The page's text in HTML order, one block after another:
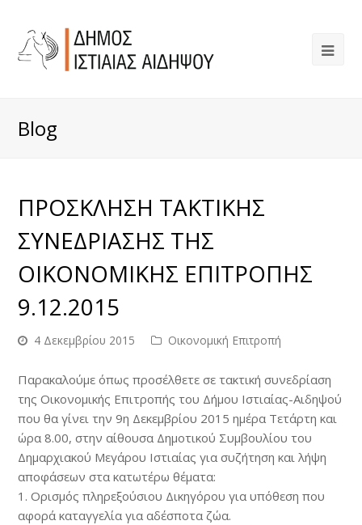
Blog
ΠΡΟΣΚΛΗΣΗ ΤΑΚΤΙΚΗΣ
ΣΥΝΕΔΡΙΑΣΗΣ ΤΗΣ
ΟΙΚΟΝΟΜΙΚΗΣ ΕΠΙΤΡΟΠΗΣ
9.12.2015
4 Δεκεμβρίου 2015 Οικονομική Επιτροπή
Παρακαλούμε όπως προσέλθετε σε τακτική συνεδρίαση
της Οικονομικής Επιτροπής του Δήμου Ιστιαίας-Αιδηψού
που θα γίνει την 9η Δεκεμβρίου 2015 ημέρα Τετάρτη και
ώρα 8.00, στην αίθουσα Δημοτικού Συμβουλίου του
Δημαρχιακού Μεγάρου Ιστιαίας για συζήτηση και λήψη
αποφάσεων στα κατωτέρω θέματα:
1. Ορισμός πληρεξούσιου Δικηγόρου για υπόθεση που
αφορά καταγγελία για αδέσποτα ζώα.